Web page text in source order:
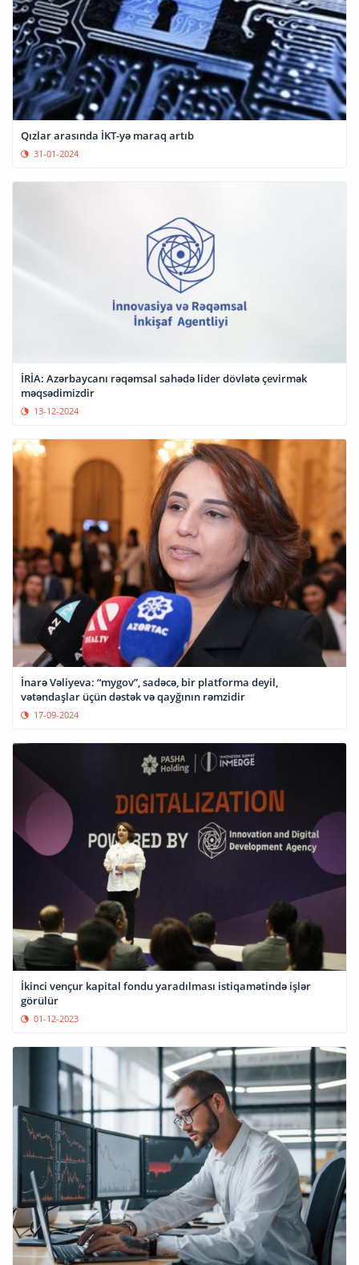
Qızlar arasında İKT-yə maraq artıb
31-01-2024
İRİA: Azərbaycanı rəqəmsal sahədə lider dövlətə çevirmək
məqsədimizdir
13-12-2024
İnarə Vəliyeva: “mygov”, sadəcə, bir platforma deyil,
vətəndaşlar üçün dəstək və qayğının rəmzidir
17-09-2024
İkinci vençur kapital fondu yaradılması istiqamətində işlər
görülür
01-12-2023